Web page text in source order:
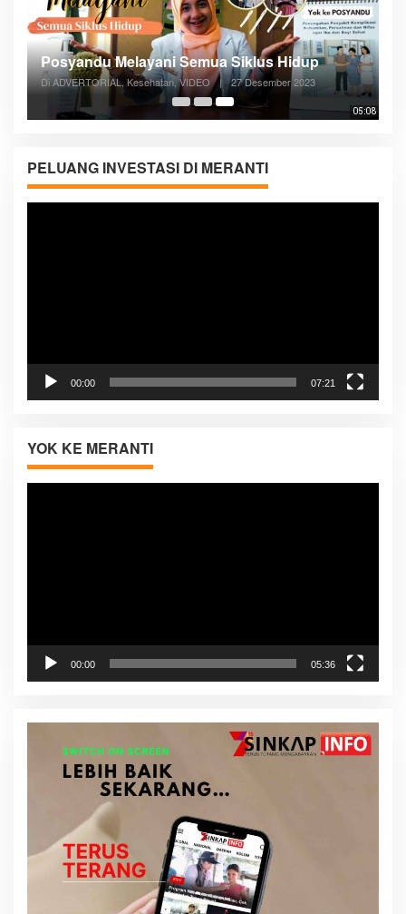
05:08
Posyandu Melayani Semua Siklus Hidup
Di ADVERTORIAL, Kesehatan, VIDEO | 27 Desember 2023
PELUANG INVESTASI DI MERANTI
00:00 07:21
YOK KE MERANTI
00:00 05:36